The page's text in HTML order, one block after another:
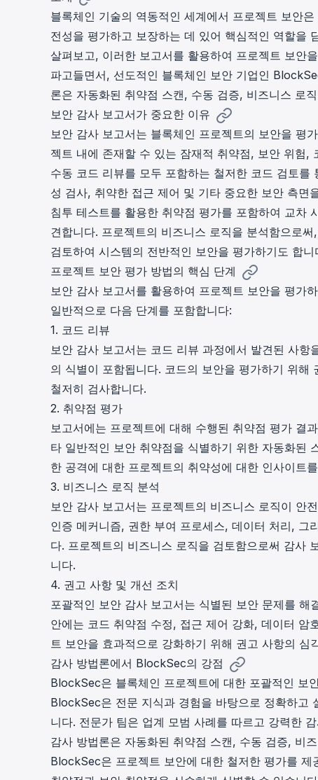
Phalcon Explorer
Visualize, simulate, and debug on-
chain transactions with an intuitive
interface.
블록체인 기술의 역동적인 세계에서 프로젝트 보안
전성을 평가하고 보장하는 데 있어 핵심적인 역할을
살펴보고, 이러한 보고서를 활용하여 프로젝트 보안
파고들면서, 선도적인 블록체인 보안 기업인
론은 자동화된 취약점 스캔, 수동 검증, 비즈니스 로
보안 감사 보고서가 중요한 이유
보안 감사 보고서는 블록체인 프로젝트의 보안을 평
젝트 내에 존재할 수 있는 잠재적 취약점, 보안 위험,
수동 코드 리뷰를 모두 포함하는 철저한 코드 검토
성 검사, 취약한 접근 제어 및 기타 중요한 보안 측면
침투 테스트를 활용한 취약점 평가를 포함하여 교차
견합니다. 프로젝트의 비즈니스 로직을 분석함으로
검토하여 시스템의 전반적인 보안을 평가하기도 합니
프로젝트 보안 평가 방법의 핵심 단계
보안 감사 보고서를 활용하여 프로젝트 보안을 평가
일반적으로 다음 단계를 포함합니다:
1. 코드 리뷰
보안 감사 보고서는 코드 리뷰 과정에서 발견된 사
의 식별이 포함됩니다. 코드의 보안을 평가하기 위
철저히 검사합니다.
2. 취약점 평가
보고서에는 프로젝트에 대해 수행된 취약점 평가 결
타 일반적인 보안 취약점을 식별하기 위한 자동화된
한 공격에 대한 프로젝트의 취약성에 대한 인사이트
3. 비즈니스 로직 분석
보안 감사 보고서는 프로젝트의 비즈니스 로직이 안
인증 메커니즘, 권한 부여 프로세스, 데이터 처리, 그
다. 프로젝트의 비즈니스 로직을 검토함으로써 감사
니다.
4. 권고 사항 및 개선 조치
포괄적인 보안 감사 보고서는 식별된 보안 문제를
안에는 코드 취약점 수정, 접근 제어 강화, 데이터 암
트 보안을 효과적으로 강화하기 위해 권고 사항의
감사 방법론에서 BlockSec의 강점
BlockSec은 블록체인 프로젝트에 대한 포괄적인 보
BlockSec은 전문 지식과 경험을 바탕으로 정확하고
니다. 전문가 팀은 업계 모범 사례를 따르고 강력한
감사 방법론은 자동화된 취약점 스캔, 수동 검증, 비
BlockSec은 프로젝트 보안에 대한 철저한 평가를